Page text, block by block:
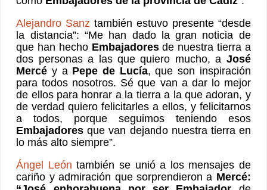
Alejandro Sanz también estuvo presente “desde
la distancia”: “Me han dado la gran noticia de
que han hecho Embajadoresde nuestra tierra a
dos personas a las que quiero mucho, a José
Mercé y a Pepe de Lucía, que son inspiración
para todos nosotros. Sé que van a dar lo mejor
de ellos para honrar a la tierra a la que adoran, y
de verdad quiero felicitarles a ellos, y felicitarnos
a todos, porque seguimos teniendo esos
Embajadores que van dejando nuestra tierra en
lo más alto siempre”.
Ángel León también se unió a los mensajes de
cariño y admiración que sorprendieron a Mercé: